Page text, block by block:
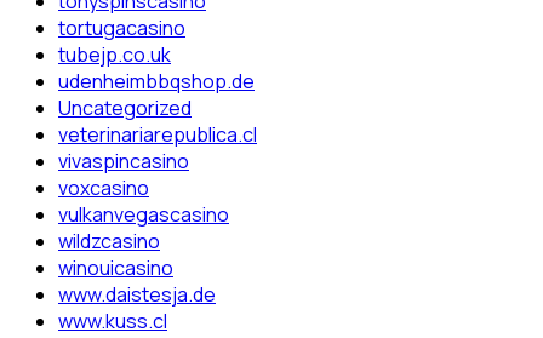
tortugacasino
tubejp.co.uk
udenheimbbqshop.de
Uncategorized
veterinariarepublica.cl
vivaspincasino
voxcasino
vulkanvegascasino
wildzcasino
winouicasino
www.daistesja.de
www.kuss.cl